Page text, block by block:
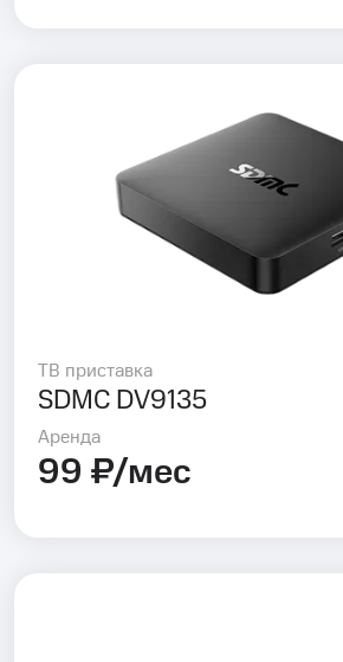
ТВ приставка
SDMC DV9135
Аренда
99 ₽/мес